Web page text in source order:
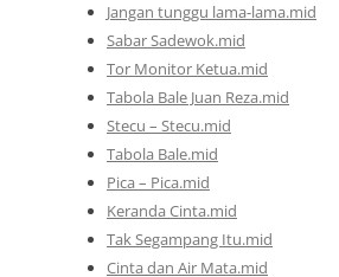
Jangan tunggu lama-lama.mid
Sabar Sadewok.mid
Tor Monitor Ketua.mid
Tabola Bale Juan Reza.mid
Stecu – Stecu.mid
Tabola Bale.mid
Pica – Pica.mid
Keranda Cinta.mid
Tak Segampang Itu.mid
Cinta dan Air Mata.mid